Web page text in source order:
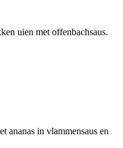
uien met offenbachsaus.
ananas in vlammensaus en